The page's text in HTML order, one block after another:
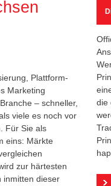
Plattform-
Marketing
– schneller,
viele es noch vor
Für Sie als
eins: Märkte
zur härtesten
inmitten dieser
die